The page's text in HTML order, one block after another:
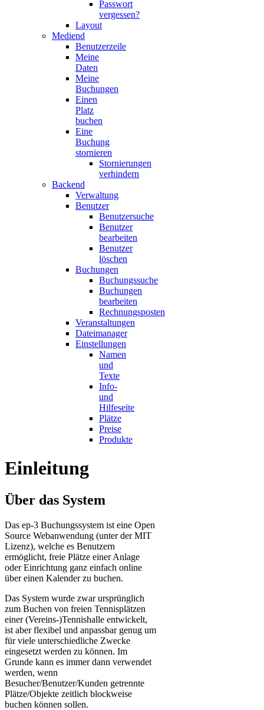
Passwort
vergessen?
Layout
Mediend
Benutzerzeile
Meine
Daten
Meine
Buchungen
Einen
Platz
buchen
Eine
Buchung
stornieren
Stornierungen
verhindern
Backend
Verwaltung
Benutzer
Benutzersuche
Benutzer
bearbeiten
Benutzer
löschen
Buchungen
Buchungssuche
Buchungen
bearbeiten
Rechnungsposten
Veranstaltungen
Dateimanager
Einstellungen
Namen
und
Texte
Info-
und
Hilfeseite
Plätze
Preise
Produkte
Einleitung
Über das System
Das ep-3 Buchungssystem ist eine Open
Source Webanwendung (unter der MIT
Lizenz), welche es Benutzern
ermöglicht, freie Plätze einer Anlage
oder Einrichtung ganz einfach online
über einen Kalender zu buchen.
Das System wurde zwar ursprünglich
zum Buchen von freien Tennisplätzen
einer (Vereins-)Tennishalle entwickelt,
ist aber flexibel und anpassbar genug um
für viele unterschiedliche Zwecke
eingesetzt werden zu können. Im
Grunde kann es immer dann verwendet
werden, wenn
Besucher/Benutzer/Kunden getrennte
Plätze/Objekte zeitlich blockweise
buchen können sollen.